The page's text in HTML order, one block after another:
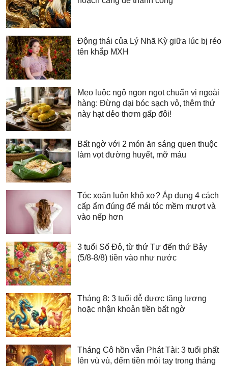
Động thái của Lý Nhã Kỳ giữa lúc bị réo
tên khắp MXH
Mẹo luộc ngô ngon ngọt chuẩn vị ngoài
hàng: Đừng dại bóc sạch vỏ, thêm thứ
này hạt dẻo thơm gấp đôi!
Bất ngờ với 2 món ăn sáng quen thuộc
làm vọt đường huyết, mỡ máu
Tóc xoăn luôn khô xơ? Áp dụng 4 cách
cấp ẩm đúng để mái tóc mềm mượt và
vào nếp hơn
3 tuổi Số Đỏ, từ thứ Tư đến thứ Bảy
(5/8-8/8) tiền vào như nước
Tháng 8: 3 tuổi dễ được tăng lương
hoặc nhận khoản tiền bất ngờ
Tháng Cô hồn vẫn Phát Tài: 3 tuổi phất
lên vù vù, đếm tiền mỏi tay trong tháng